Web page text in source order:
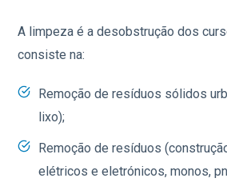
A limpeza é a desobstrução dos
consiste na:
Remoção de resíduos sólidos
lixo);
Remoção de resíduos
elétricos e eletrónicos, monos,